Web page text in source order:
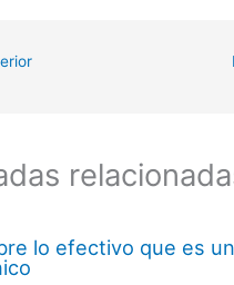
lo efectivo que es